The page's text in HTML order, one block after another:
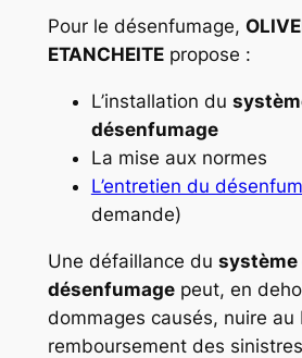
Pour le désenfumage,
ETANCHEITEpropose :
L’installation du
désenfumage
La mise aux normes
L’entretien du
demande)
Une défaillance du système
désenfumagepeut, en
dommages causés, nuire au
remboursement des